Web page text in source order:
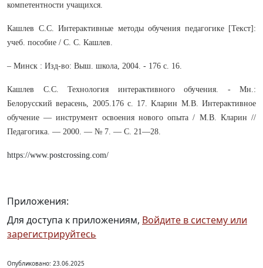
компетентности учащихся.
Кашлев С.С. Интерактивные методы обучения педагогике [Текст]:
учеб. пособие / С. С. Кашлев.
– Минск : Изд-во: Выш. школа, 2004. - 176 с. 16.
Кашлев С.С. Технология интерактивного обучения. - Мн.:
Белорусский верасень, 2005.176 с. 17. Кларин М.В. Интерактивное
обучение — инструмент освоения нового опыта / М.В. Кларин //
Педагогика. — 2000. — № 7. — С. 21—28.
https://www.postcrossing.com/
Приложения:
Для доступа к приложениям, Войдите в систему или
зарегистрируйтесь
Опубликовано: 23.06.2025